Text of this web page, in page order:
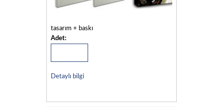
tasarım + baskı
Adet:
Detaylı bilgi